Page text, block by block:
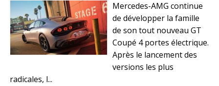
Mercedes-AMG continue
de développer la famille
de son tout nouveau GT
Coupé 4 portes électrique.
Après le lancement des
versions les plus
radicales, l...